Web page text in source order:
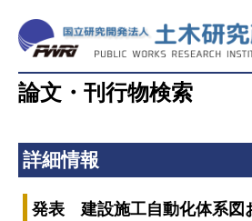
論文・刊行物検索
詳細情報
発表 建設施工自動化体系図